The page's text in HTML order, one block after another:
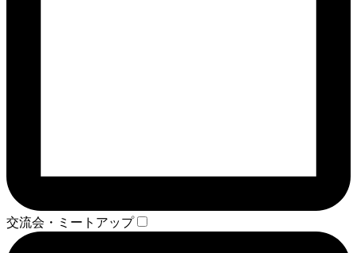
交流会・ミートアップ